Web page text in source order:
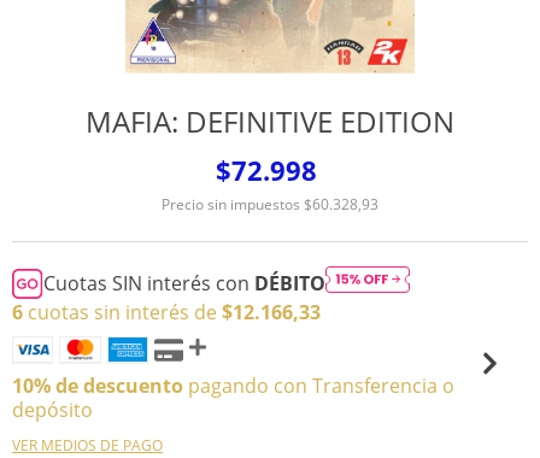
MAFIA: DEFINITIVE EDITION
$72.998
Precio sin impuestos $60.328,93
Cuotas SIN interés con DÉBITO
6 cuotas sin interés de $12.166,33
10% de descuento pagando con Transferencia o
depósito
VER MEDIOS DE PAGO